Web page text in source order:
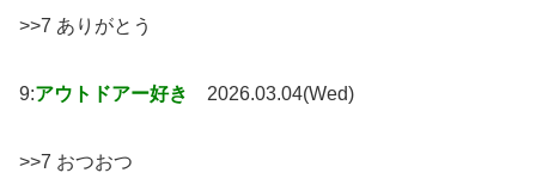
>>7 ありがとう
9:アウトドアー好き 2026.03.04(Wed)
>>7 おつおつ